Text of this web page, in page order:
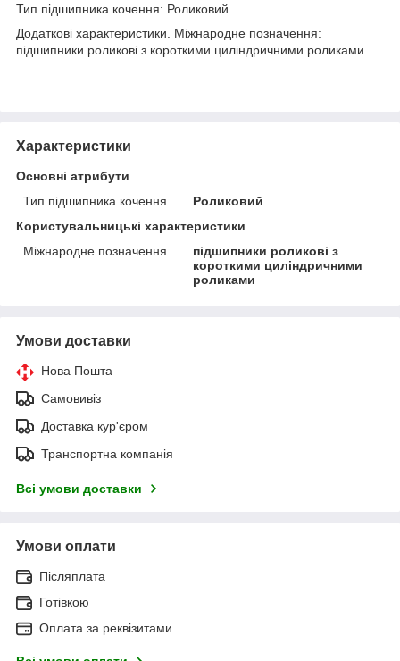
Тип підшипника кочення: Роликовий
Додаткові характеристики. Міжнародне позначення:
підшипники роликові з короткими циліндричними роликами
Характеристики
Основні атрибути
Тип підшипника кочення
Роликовий
Користувальницькі характеристики
Міжнародне позначення
підшипники роликові з
короткими циліндричними
роликами
Умови доставки
Нова Пошта
Самовивіз
Доставка кур'єром
Транспортна компанія
Всі умови доставки
Умови оплати
Післяплата
Готівкою
Оплата за реквізитами